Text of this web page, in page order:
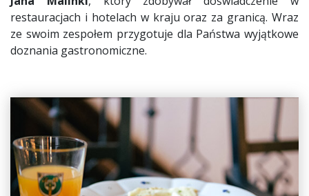
restauracjach i hotelach w kraju oraz za granicą. Wraz
ze swoim zespołem przygotuje dla Państwa wyjątkowe
doznania gastronomiczne.